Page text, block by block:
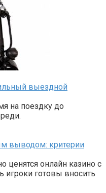
выездной
на поездку до
выводом: критерии
ценятся онлайн казино с
готовы вносить